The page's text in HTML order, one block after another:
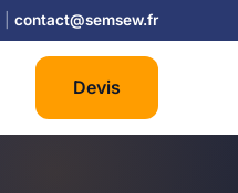
contact@semsew.fr
Devis